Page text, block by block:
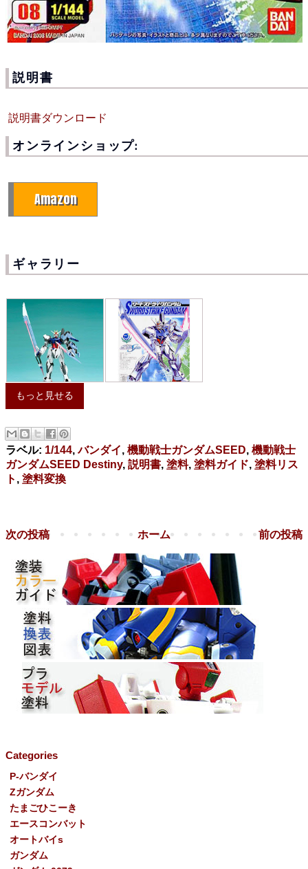
説明書
説明書ダウンロード
オンラインショップ:
Amazon
ギャラリー
もっと見せる
ラベル: 1/144,バンダイ, 機動戦士ガンダムSEED, 機動戦士
ガンダムSEED Destiny, 説明書, 塗料, 塗料ガイド, 塗料リス
ト , 塗料変換
次の投稿 前の投稿
ホーム
Categories
P-バンダイ
Ζガンダム
たまごひこーき
エースコンバット
オートバイs
ガンダム